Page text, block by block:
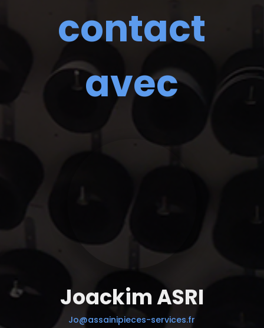
contact
avec
Joackim ASRI
Jo@assainipieces-services.fr